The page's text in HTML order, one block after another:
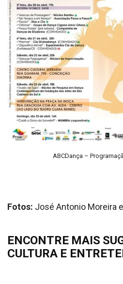
ABCDança –
Fotos: José Antonio Moreira
ENCONTRE MAIS
CULTURA E